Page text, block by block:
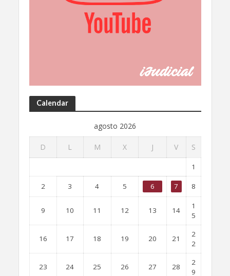
Calendar
agosto 2026
D L M X J V S
1
2 3 4 5 6 7 8
9 10 11 12 13 14
1
5
16 17 18 19 20 21
2
2
23 24 25 26 27 28
2
9